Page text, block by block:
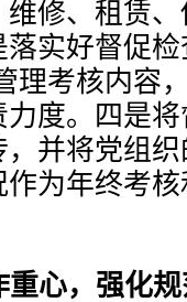
修、租赁
实好督促检
理考核内容
度。四是
并将党组
为年终考
心，强化